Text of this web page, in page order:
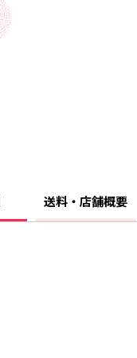
送料・店舗概要